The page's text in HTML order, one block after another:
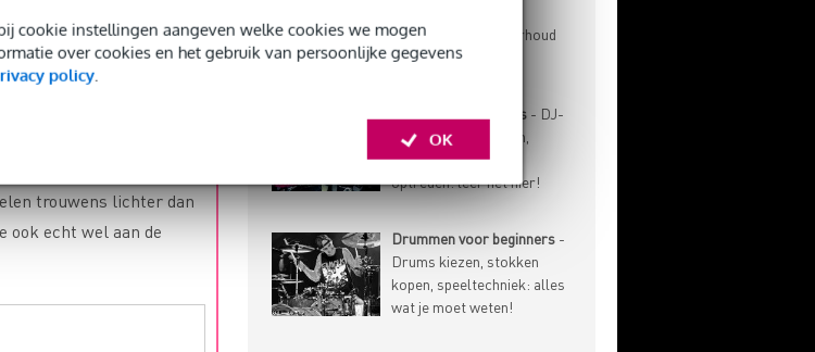
cookie instellingen aangeven welke cookies we mogen
over cookies en het gebruik van persoonlijke gegevens
policy.
OK
juiste vraag. Je kunt
mee tebeginnen. Gitaar
viool, omdat je
Aan de andere
aangezien je bij gitaar
tonen te kunnen
trouwens lichter dan
ook echt wel aan de
speeltechniek, onderhoud
en meer!
DJ'en voor beginners - DJ-
techniek, gear kiezen,
muziek verzamelen,
optreden: leer het hier!
Drummen voor beginners -
Drums kiezen, stokken
kopen, speeltechniek: alles
wat je moet weten!